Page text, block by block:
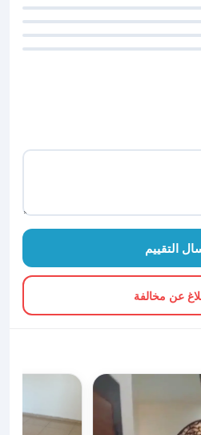
التقييم
عن مخالفة